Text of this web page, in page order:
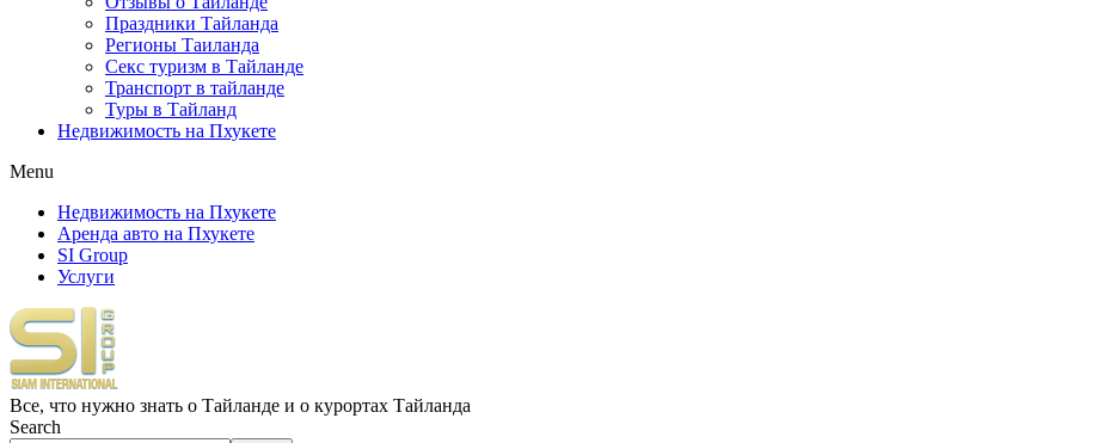
Праздники Тайланда
Регионы Таиланда
Секс туризм в Тайланде
Транспорт в тайланде
Туры в Тайланд
Недвижимость на Пхукете
Menu
Недвижимость на Пхукете
Аренда авто на Пхукете
SI Group
Услуги
Все, что нужно знать о Тайланде и о курортах Тайланда
Search